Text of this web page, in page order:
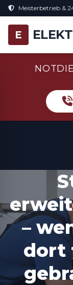
Meisterbetrieb &
E
–
dort